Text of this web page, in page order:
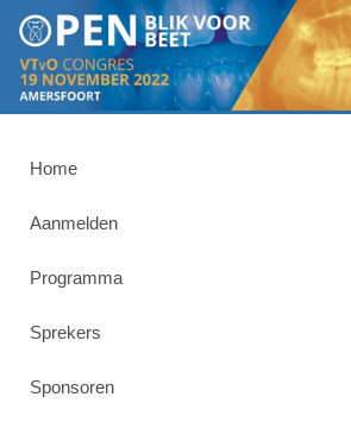
Home
Aanmelden
Programma
Sprekers
Sponsoren